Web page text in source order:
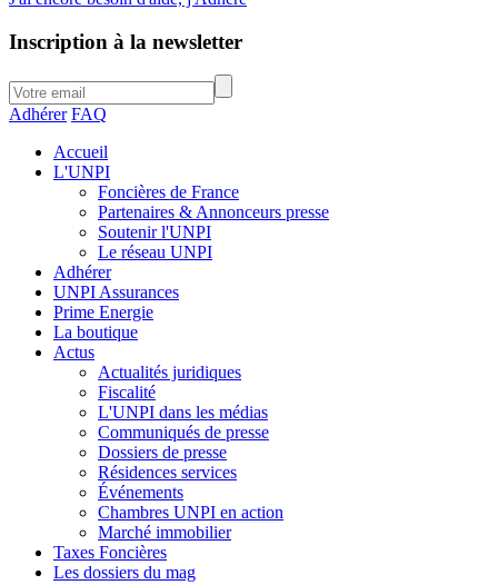
Inscription à la newsletter
Adhérer FAQ
Accueil
L'UNPI
Foncières de France
Partenaires & Annonceurs presse
Soutenir l'UNPI
Le réseau UNPI
Adhérer
UNPI Assurances
Prime Energie
La boutique
Actus
Actualités juridiques
Fiscalité
L'UNPI dans les médias
Communiqués de presse
Dossiers de presse
Résidences services
Événements
Chambres UNPI en action
Marché immobilier
Taxes Foncières
Les dossiers du mag